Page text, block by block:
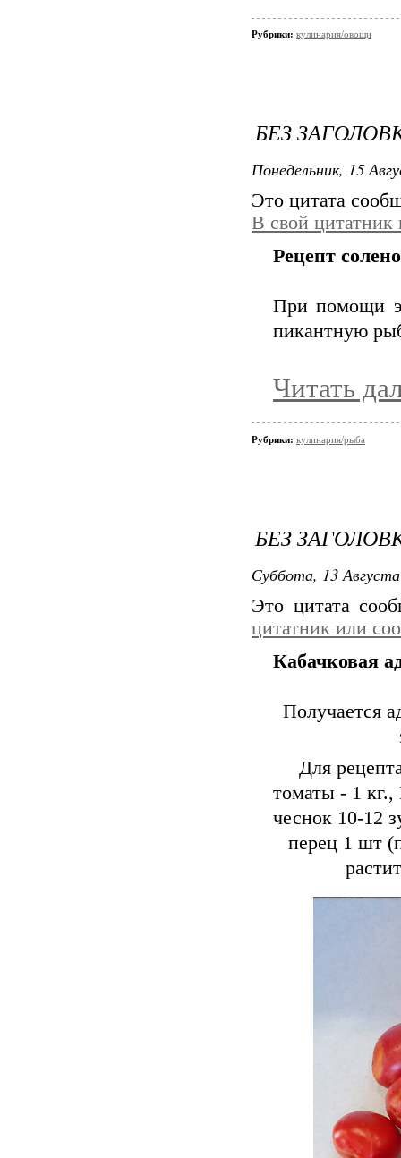
Рубрики: кулинария/овощи
БЕЗ
Понедельник, 15
Это цитата
В свой цитатник
Рецепт
При помощи
пикантную
Читать
Рубрики: кулинария/рыба
БЕЗ
Суббота, 13
Это цитата
цитатник или
Кабачковая
Получается
Для
томаты - 1
чеснок 10-12
перец 1 шт